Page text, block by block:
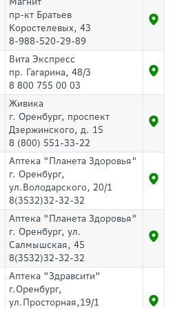
пр-кт Братьев
Коростелевых, 43
8-988-520-29-89
Вита Экспресс
пр. Гагарина, 48/3
8 800 755 00 03
Живика
г. Оренбург, проспект
Дзержинского, д. 15
8 (800) 551-33-22
Аптека "Планета Здоровья"
г. Оренбург,
ул.Володарского, 20/1
8(3532)32-32-32
Аптека "Планета Здоровья"
г. Оренбург, ул.
Салмышская, 45
8(3532)32-32-32
Аптека "Здравсити"
г.Оренбург,
ул.Просторная,19/1